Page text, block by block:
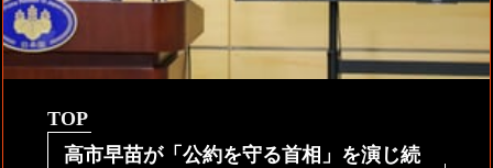
TOP
高市早苗が「公約を守る首相」を演じ続